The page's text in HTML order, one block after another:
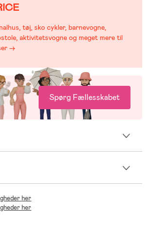
tøj, sko cykler, barnevogne,
aktivitetsvogne og meget mere til
→
Spørg Fællesskabet
her
her